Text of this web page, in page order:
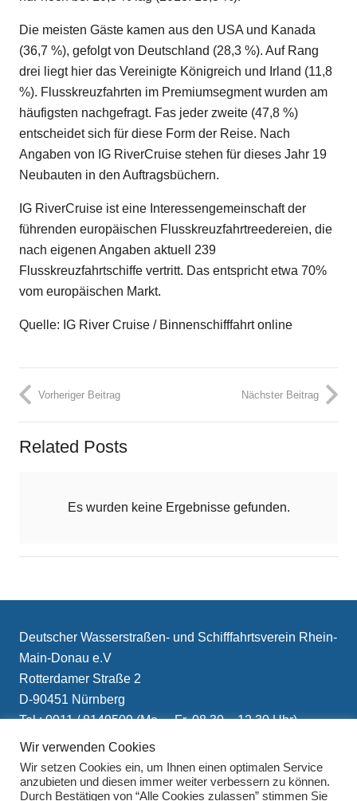
Die meisten Gäste kamen aus den USA und Kanada
(36,7 %), gefolgt von Deutschland (28,3 %). Auf Rang
drei liegt hier das Vereinigte Königreich und Irland (11,8
%). Flusskreuzfahrten im Premiumsegment wurden am
häufigsten nachgefragt. Fas jeder zweite (47,8 %)
entscheidet sich für diese Form der Reise. Nach
Angaben von IG RiverCruise stehen für dieses Jahr 19
Neubauten in den Auftragsbüchern.
IG RiverCruise ist eine Interessengemeinschaft der
führenden europäischen Flusskreuzfahrtreedereien, die
nach eigenen Angaben aktuell 239
Flusskreuzfahrtschiffe vertritt. Das entspricht etwa 70%
vom europäischen Markt.
Quelle: IG River Cruise / Binnenschifffahrt online
Vorheriger Beitrag Nächster Beitrag
Related Posts
Es wurden keine Ergebnisse gefunden.
Deutscher Wasserstraßen- und Schifffahrtsverein Rhein-
Main-Donau e.V
Rotterdamer Straße 2
D-90451 Nürnberg
Tel.: 0911 / 8149509 (Mo. – Fr. 08.30 – 12.30 Uhr)
E-Mail: info(at)schifffahrtsverein.de
Wir verwenden Cookies
Wir setzen Cookies ein, um Ihnen einen optimalen Service
anzubieten und diesen immer weiter verbessern zu können.
Durch Bestätigen von “Alle Cookies zulassen” stimmen Sie